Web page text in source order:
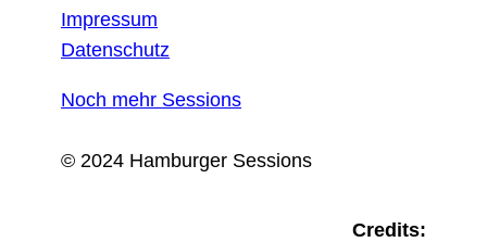
Impressum
Datenschutz
Noch mehr Sessions
© 2024 Hamburger Sessions
Credits: